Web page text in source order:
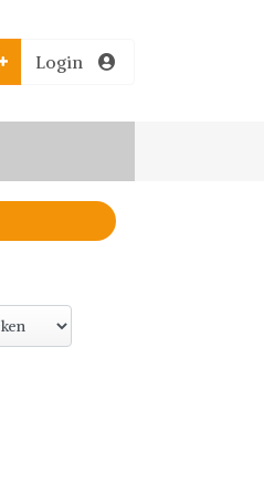
Login